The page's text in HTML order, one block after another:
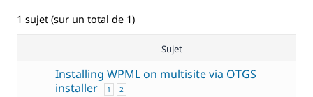
1 sujet (sur un total de 1)
Sujet
Installing WPML on multisite via OTGS
installer
1 2